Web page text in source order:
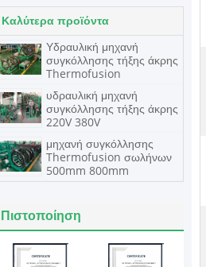
Καλύτερα προϊόντα
Υδραυλική μηχανή
συγκόλλησης τήξης άκρης
Thermofusion
υδραυλική μηχανή
συγκόλλησης τήξης άκρης
220V 380V
μηχανή συγκόλλησης
Thermofusion σωλήνων
500mm 800mm
Πιστοποίηση